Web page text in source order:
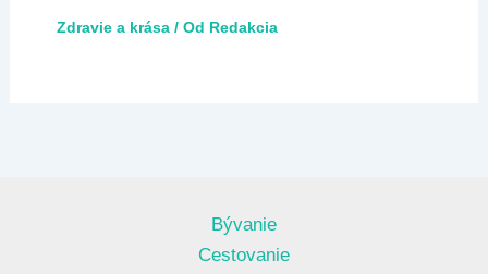
Zdravie a krása/ Od Redakcia
Bývanie
Cestovanie